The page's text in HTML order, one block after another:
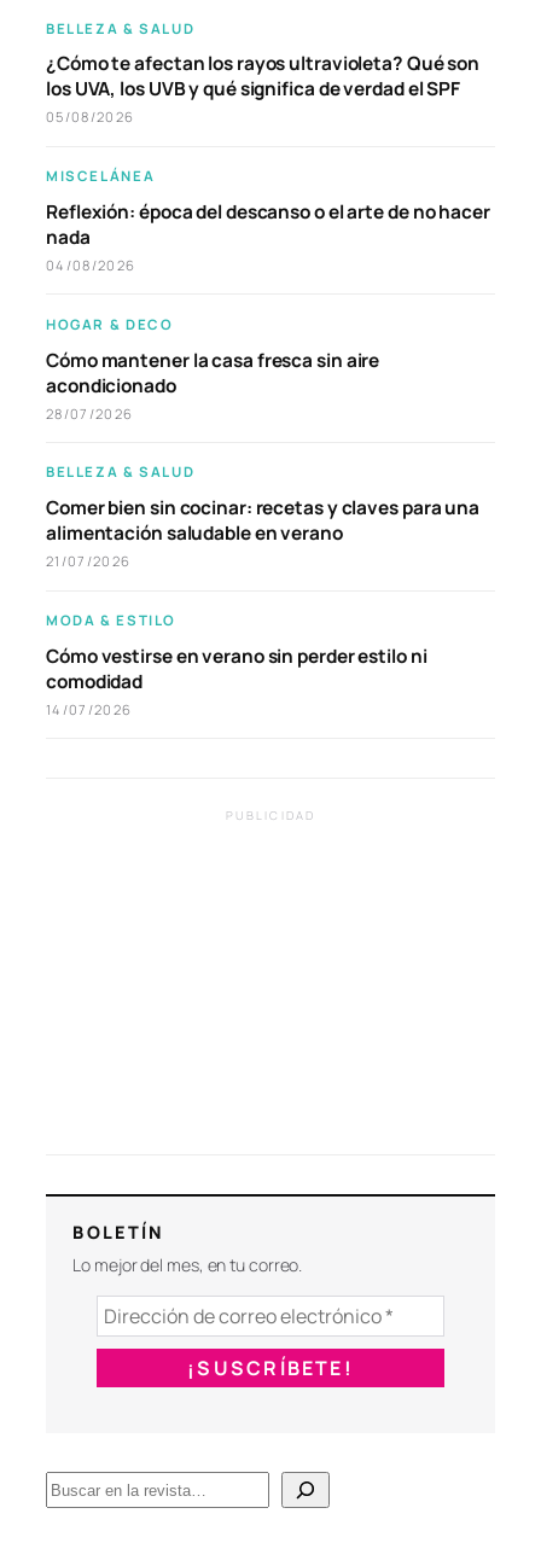
BELLEZA & SALUD
¿Cómo te afectan los rayos ultravioleta? Qué son
los UVA, los UVB y qué significa de verdad el SPF
05/08/2026
MISCELÁNEA
Reflexión: época del descanso o el arte de no hacer
nada
04/08/2026
HOGAR & DECO
Cómo mantener la casa fresca sin aire
acondicionado
28/07/2026
BELLEZA & SALUD
Comer bien sin cocinar: recetas y claves para una
alimentación saludable en verano
21/07/2026
MODA & ESTILO
Cómo vestirse en verano sin perder estilo ni
comodidad
14/07/2026
PUBLICIDAD
BOLETÍN
Lo mejor del mes, en tu correo.
B
u